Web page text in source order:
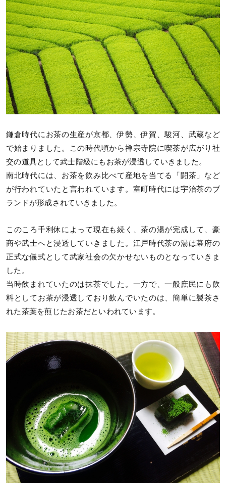
鎌倉時代にお茶の生産が京都、伊勢、伊賀、駿河、武蔵など
で始まりました。この時代頃から禅宗寺院に喫茶が広がり社
交の道具として武士階級にもお茶が浸透していきました。
南北時代には、お茶を飲み比べて産地を当てる「闘茶」など
が行われていたと言われています。室町時代には宇治茶のブ
ランドが形成されていきました。
このころ千利休によって現在も続く、茶の湯が完成して、豪
商や武士へと浸透していきました。江戸時代茶の湯は幕府の
正式な儀式として武家社会の欠かせないものとなっていきま
した。
当時飲まれていたのは抹茶でした。一方で、一般庶民にも飲
料としてお茶が浸透しており飲んでいたのは、簡単に製茶さ
れた茶葉を煎じたお茶だといわれています。